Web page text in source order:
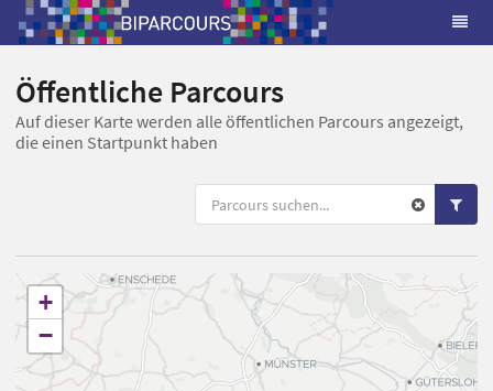
Öffentliche Parcours
Auf dieser Karte werden alle öffentlichen Parcours angezeigt,
die einen Startpunkt haben
+
−